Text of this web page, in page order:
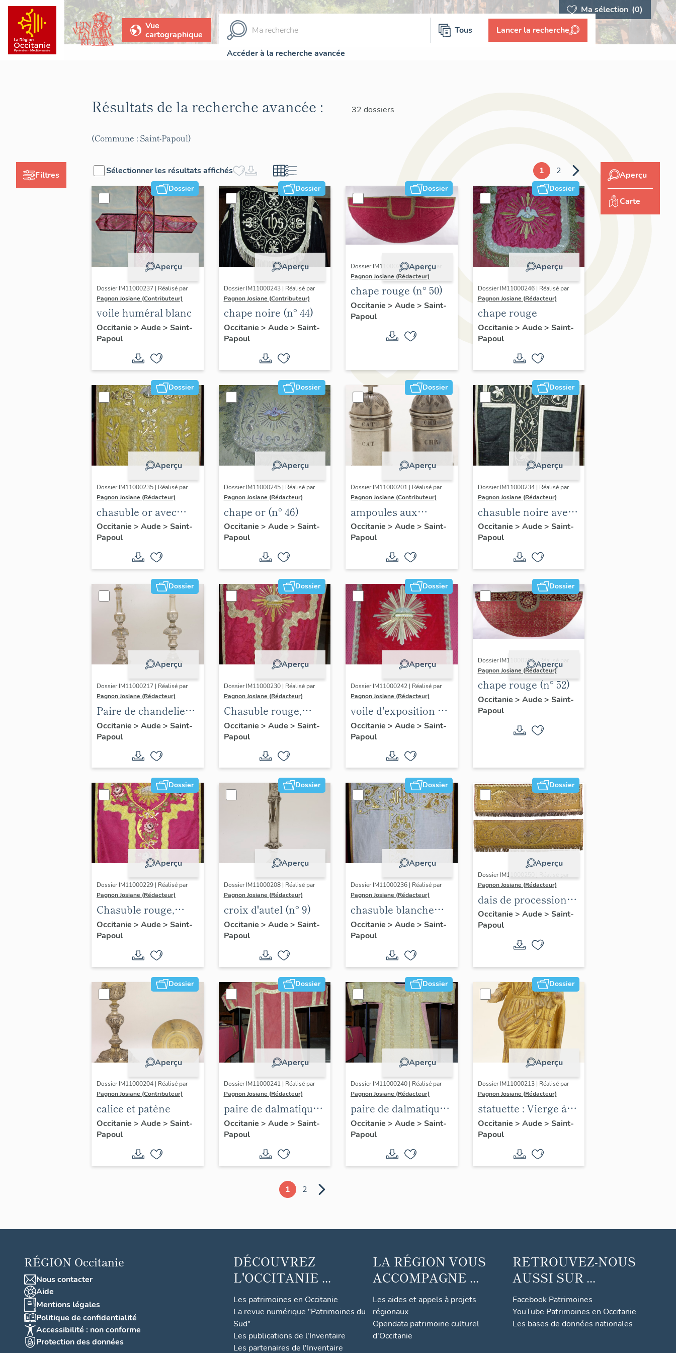
Ma sélection (0)
Vue
cartographique
Tous Lancer la recherche
Accéder à la recherche avancée
Filtres
Résultats de la recherche avancée : 32 dossiers
(Commune : Saint-Papoul)
Sélectionner les résultats affichés 1 2
Dossier
Aperçu
Dossier IM11000237 | Réalisé par
Pagnon Josiane (Contributeur)
voile huméral blanc
Occitanie > Aude > Saint-
Papoul
Dossier
Aperçu
Dossier IM11000243 | Réalisé par
Pagnon Josiane (Contributeur)
chape noire (n° 44)
Occitanie > Aude > Saint-
Papoul
Dossier
Aperçu
Dossier IM11000249 | Réalisé par
Pagnon Josiane (Rédacteur)
chape rouge (n° 50)
Occitanie > Aude > Saint-
Papoul
Dossier
Aperçu
Dossier IM11000246 | Réalisé par
Pagnon Josiane (Rédacteur)
chape rouge
Occitanie > Aude > Saint-
Papoul
Dossier
Aperçu
Dossier IM11000235 | Réalisé par
Pagnon Josiane (Rédacteur)
chasuble or avec
étole, manipule et
bourse de corporal
Occitanie > Aude > Saint-
Papoul
Dossier
Aperçu
Dossier IM11000245 | Réalisé par
Pagnon Josiane (Rédacteur)
chape or (n° 46)
Occitanie > Aude > Saint-
Papoul
Dossier
Aperçu
Dossier IM11000201 | Réalisé par
Pagnon Josiane (Contributeur)
ampoules aux
saintes huiles
Occitanie > Aude > Saint-
Papoul
Dossier
Aperçu
Dossier IM11000234 | Réalisé par
Pagnon Josiane (Rédacteur)
chasuble noire avec
étole
Occitanie > Aude > Saint-
Papoul
Dossier
Aperçu
Dossier IM11000217 | Réalisé par
Pagnon Josiane (Rédacteur)
Paire de chandeliers
d'autel (n° 18)
Occitanie > Aude > Saint-
Papoul
Dossier
Aperçu
Dossier IM11000230 | Réalisé par
Pagnon Josiane (Rédacteur)
Chasuble rouge,
manipule, voile de
calice et bourse de
corporal (n° 31)
Occitanie > Aude > Saint-
Papoul
Dossier
Aperçu
Dossier IM11000242 | Réalisé par
Pagnon Josiane (Rédacteur)
voile d'exposition du
saint sacrement
rouge (n° 43)
Occitanie > Aude > Saint-
Papoul
Dossier
Aperçu
Dossier IM11000251 | Réalisé par
Pagnon Josiane (Rédacteur)
chape rouge (n° 52)
Occitanie > Aude > Saint-
Papoul
Dossier
Aperçu
Dossier IM11000229 | Réalisé par
Pagnon Josiane (Rédacteur)
Chasuble rouge,
voile de calice et
bourse de corporal
Occitanie > Aude > Saint-
Papoul
Dossier
Aperçu
Dossier IM11000208 | Réalisé par
Pagnon Josiane (Rédacteur)
croix d'autel (n° 9)
Occitanie > Aude > Saint-
Papoul
Dossier
Aperçu
Dossier IM11000236 | Réalisé par
Pagnon Josiane (Rédacteur)
chasuble blanche
avec étole pastorale
Occitanie > Aude > Saint-
Papoul
Dossier
Aperçu
Dossier IM11000250 | Réalisé par
Pagnon Josiane (Rédacteur)
dais de procession
(n° 51)
Occitanie > Aude > Saint-
Papoul
Dossier
Aperçu
Dossier IM11000204 | Réalisé par
Pagnon Josiane (Contributeur)
calice et patène
Occitanie > Aude > Saint-
Papoul
Dossier
Aperçu
Dossier IM11000241 | Réalisé par
Pagnon Josiane (Rédacteur)
paire de dalmatiques
rouges avec étole (n°
42)
Occitanie > Aude > Saint-
Papoul
Dossier
Aperçu
Dossier IM11000240 | Réalisé par
Pagnon Josiane (Rédacteur)
paire de dalmatiques
or avec étole et deux
manipules
Occitanie > Aude > Saint-
Papoul
Dossier
Aperçu
Dossier IM11000213 | Réalisé par
Pagnon Josiane (Rédacteur)
statuette : Vierge à
lEnfant
Occitanie > Aude > Saint-
Papoul
1 2
Aperçu
Carte
RÉGION Occitanie
Nous contacter
Aide
Mentions légales
Politique de confidentialité
Accessibilité : non conforme
Protection des données
DÉCOUVREZ
L'OCCITANIE ...
Les patrimoines en Occitanie
La revue numérique "Patrimoines du
Sud"
Les publications de l'Inventaire
Les partenaires de l'Inventaire
LA RÉGION VOUS
ACCOMPAGNE ...
Les aides et appels à projets
régionaux
Opendata patrimoine culturel
d'Occitanie
RETROUVEZ-NOUS
AUSSI SUR ...
Facebook Patrimoines
YouTube Patrimoines en Occitanie
Les bases de données nationales